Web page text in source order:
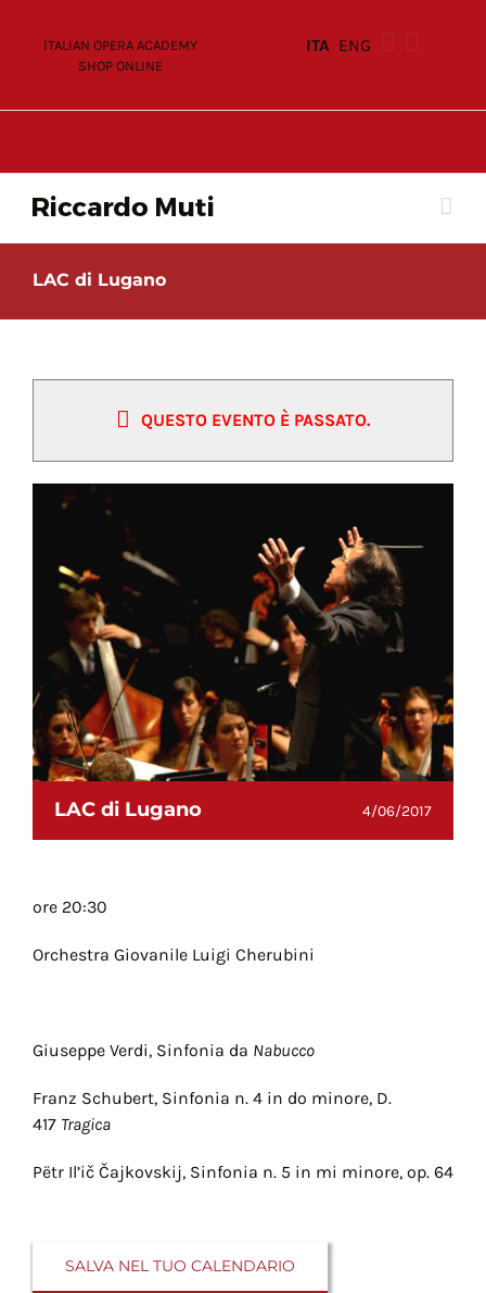
ITALIAN OPERA ACADEMY
SHOP ONLINE
ITA ENG
LAC di Lugano
QUESTO EVENTO È PASSATO.
LAC di Lugano 4/06/2017
ore 20:30
Orchestra Giovanile Luigi Cherubini
Giuseppe Verdi, Sinfonia da Nabucco
Franz Schubert, Sinfonia n. 4 in do minore, D.
417 Tragica
Pëtr Il’ič Čajkovskij, Sinfonia n. 5 in mi minore, op. 64
SALVA NEL TUO CALENDARIO